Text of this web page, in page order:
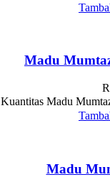
Madu
Kuantitas Madu
Madu